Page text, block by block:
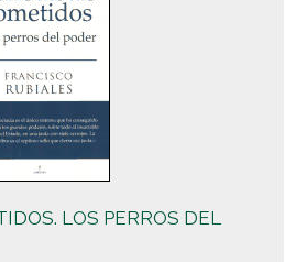
LOS PERROS DEL